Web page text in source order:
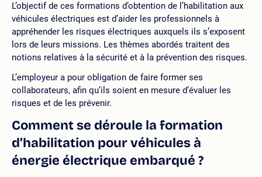
L’objectif de ces formations d’obtention de l’habilitation aux
véhicules électriques est d’aider les professionnels à
appréhender les risques électriques auxquels ils s’exposent
lors de leurs missions. Les thèmes abordés traitent des
notions relatives à la sécurité et à la prévention des risques.
L’employeur a pour obligation de faire former ses
collaborateurs, afin qu’ils soient en mesure d’évaluer les
risques et de les prévenir.
Comment se déroule la formation
d’habilitation pour véhicules à
énergie électrique embarqué ?